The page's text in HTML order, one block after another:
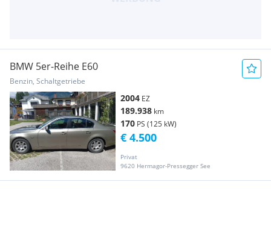
BMW 5er-Reihe E60
Benzin, Schaltgetriebe
2004 EZ
189.938 km
170 PS (125 kW)
Privat
9620 Hermagor-Pressegger See
€ 4.500